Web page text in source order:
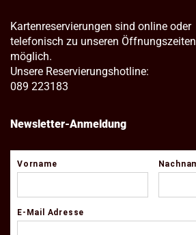
Kartenreservierungen sind online oder
telefonisch zu unseren Öffnungszeiten
möglich.
Unsere Reservierungshotline:
089 223183
Newsletter-Anmeldung